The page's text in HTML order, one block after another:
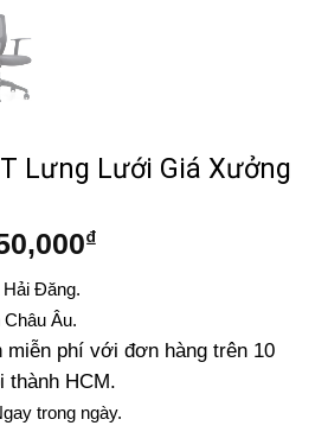
Lưng Lưới Giá Xưởng
₫Giá
950,000₫.
Hải Đăng.
Âu.
miễn phí với đơn hàng trên 10
thành HCM.
trong ngày.